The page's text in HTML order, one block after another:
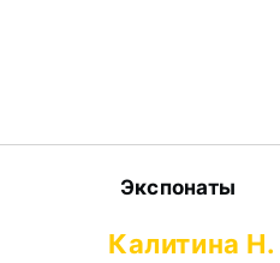
Экспонаты
Калитина